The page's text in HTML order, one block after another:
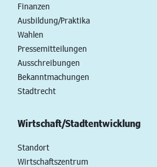
Finanzen
Ausbildung/Praktika
Wahlen
Pressemitteilungen
Ausschreibungen
Bekanntmachungen
Stadtrecht
Wirtschaft/Stadtentwicklung
Standort
Wirtschaftszentrum